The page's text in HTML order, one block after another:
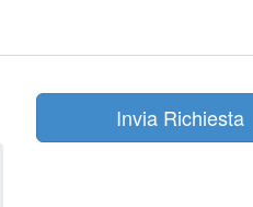
Invia Richiesta